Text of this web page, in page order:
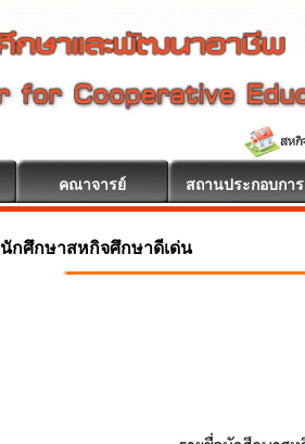
คณาจารย์ สถานประกอบการ
นักศึกษาสหกิจศึกษาดีเด่น